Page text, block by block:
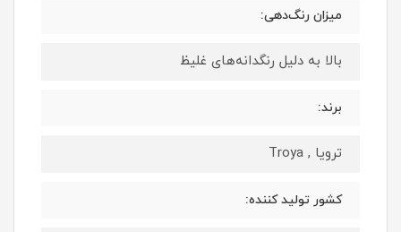
میزان رنگ‌دهی:
بالا به دلیل رنگدانه‌های غلیظ
برند:
ترویا , Troya
کشور تولید کننده: